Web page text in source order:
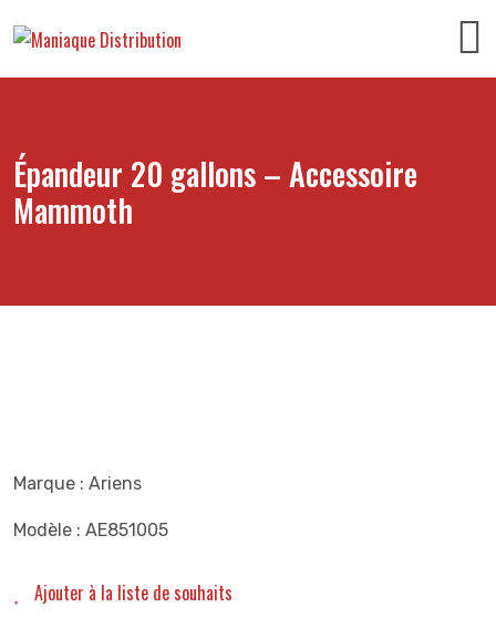
Épandeur 20 gallons – Accessoire
Mammoth
Marque : Ariens
Modèle : AE851005
Ajouter à la liste de souhaits